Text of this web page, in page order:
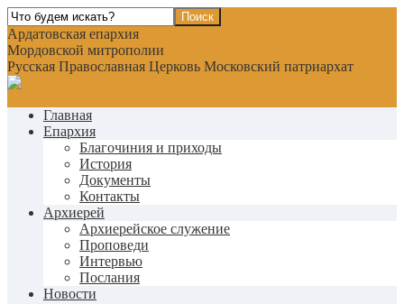
Ардатовская епархия
Мордовской митрополии
Русская Православная Церковь Московский патриархат
Главная
Епархия
Благочиния и приходы
История
Документы
Контакты
Архиерей
Архиерейское служение
Проповеди
Интервью
Послания
Новости